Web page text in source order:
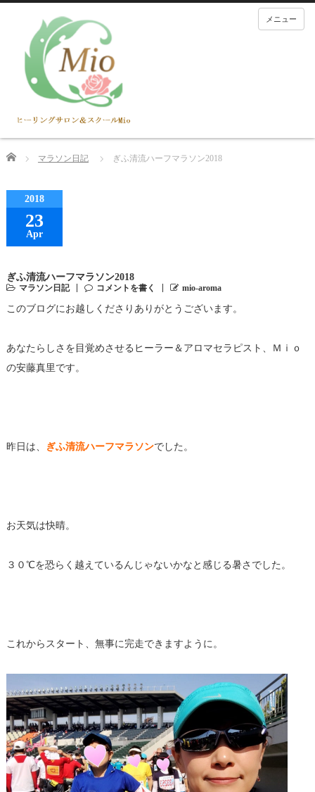
メニュー
Home マラソン日記 ぎふ清流ハーフマラソン2018
2018
23
Apr
ぎふ清流ハーフマラソン2018
マラソン日記 コメントを書く mio-aroma
このブログにお越しくださりありがとうございます。
あなたらしさを目覚めさせるヒーラー＆アロマセラピスト、Ｍｉｏ
の安藤真里です。
昨日は、 ぎふ清流ハーフマラソンでした。
お天気は快晴。
３０℃を恐らく越えているんじゃないかなと感じる暑さでした。
これからスタート、無事に完走できますように。